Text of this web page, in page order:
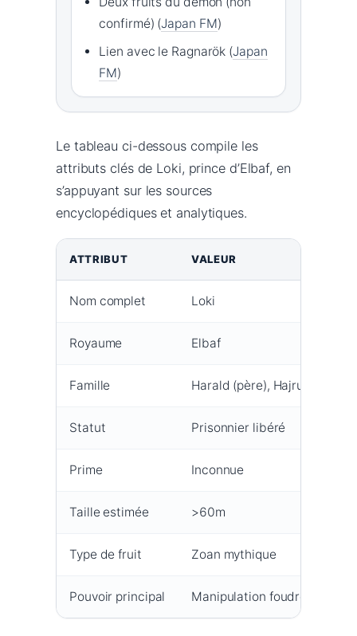
confirmé) (Japan FM)
Lien avec le Ragnarök (Japan
FM)
Le tableau ci-dessous compile les
attributs clés de Loki, prince d’Elbaf, en
s’appuyant sur les sources
encyclopédiques et analytiques.
ATTRIBUT VALEUR
Nom complet Loki
Royaume Elbaf
Famille Harald (père), Hajrudin
Statut Prisonnier libéré
Prime Inconnue
Taille estimée >60m
Type de fruit Zoan mythique
Pouvoir principal Manipulation foudre